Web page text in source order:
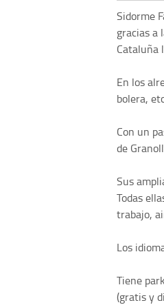
Sidorme
gracias a
Cataluña
En los
bolera,
Con un
de
Sus
Todas
trabajo,
Los
Tiene
(gratis y